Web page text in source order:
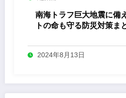
南海トラフ巨大地震に備
トの命も守る防災対策ま
2024年8月13日